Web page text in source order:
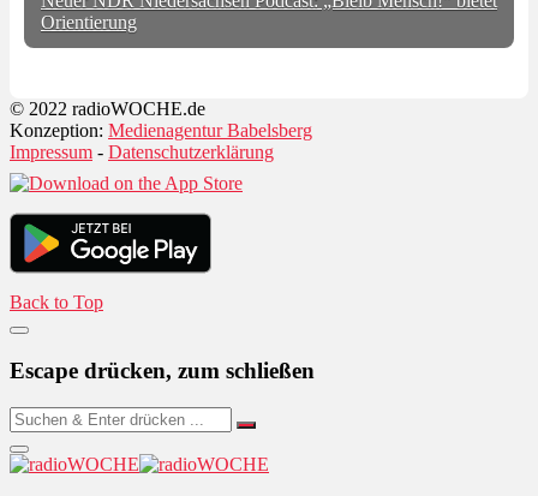
Orientierung
© 2022 radioWOCHE.de
Konzeption: Medienagentur Babelsberg
Impressum - Datenschutzerklärung
Back to Top
Escape drücken, zum schließen